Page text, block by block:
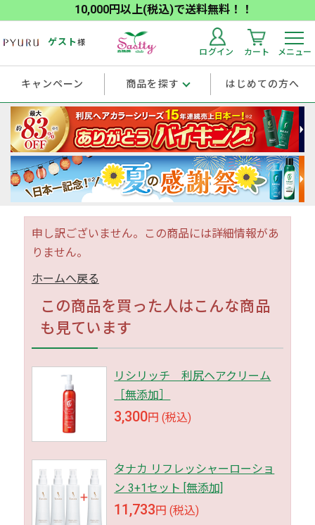
10,000円以上(税込)で送料無料！！
ゲスト様
ログイン カート メニュー
キャンペーン 商品を探す はじめての方へ
申し訳ございません。この商品には詳細情報があ
りません。
ホームへ戻る
この商品を買った人はこんな商品
も見ています
リシリッチ 利尻ヘアクリーム
［無添加］
3,300円 (税込)
タナカ リフレッシャーローショ
ン 3+1セット [無添加]
11,733円 (税込)